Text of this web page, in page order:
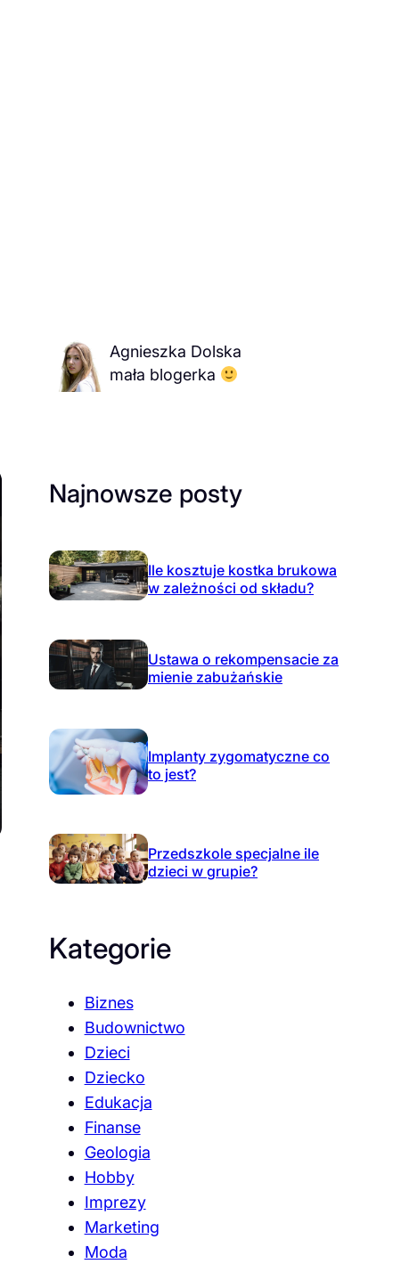
Agnieszka Dolska
mała blogerka
Najnowsze posty
Ile kosztuje kostka brukowa
w zależności od składu?
Ustawa o rekompensacie za
mienie zabużańskie
Implanty zygomatyczne co
to jest?
Przedszkole specjalne ile
dzieci w grupie?
Kategorie
Biznes
Budownictwo
Dzieci
Dziecko
Edukacja
Finanse
Geologia
Hobby
Imprezy
Marketing
Moda